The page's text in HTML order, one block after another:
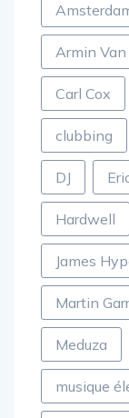
Armin Van
Carl Cox
clubbing
DJ
Hardwell
James
Martin
Meduza
musique